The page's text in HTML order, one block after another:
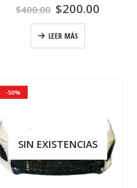
$400.00 $200.00
LEER MÁS
-50%
SIN EXISTENCIAS